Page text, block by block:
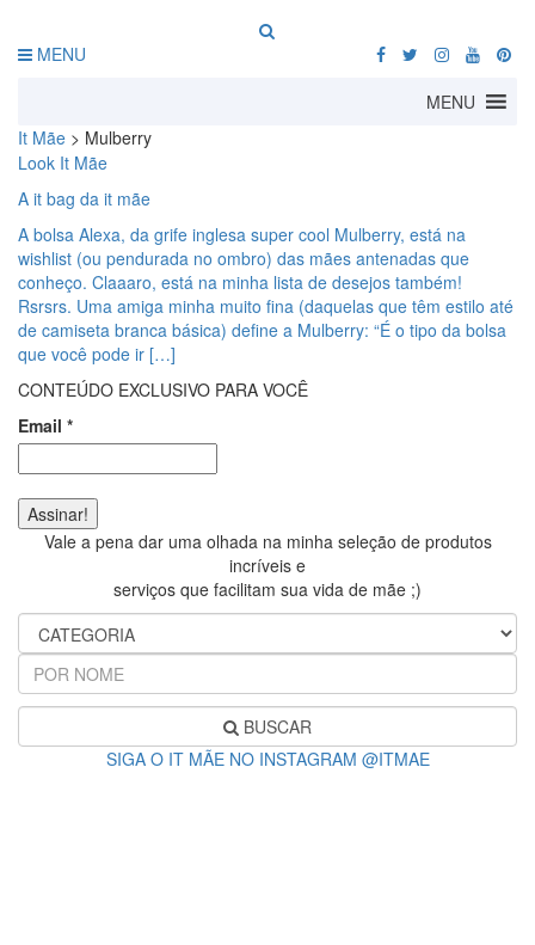
MENU
MENU
It Mãe > Mulberry
Look It Mãe
A it bag da it mãe
A bolsa Alexa, da grife inglesa super cool Mulberry, está na
wishlist (ou pendurada no ombro) das mães antenadas que
conheço. Claaaro, está na minha lista de desejos também!
Rsrsrs. Uma amiga minha muito fina (daquelas que têm estilo até
de camiseta branca básica) define a Mulberry: “É o tipo da bolsa
que você pode ir […]
CONTEÚDO EXCLUSIVO PARA VOCÊ
Email *
Vale a pena dar uma olhada na minha seleção de produtos
incríveis e
serviços que facilitam sua vida de mãe ;)
BUSCAR
SIGA O IT MÃE NO INSTAGRAM @ITMAE